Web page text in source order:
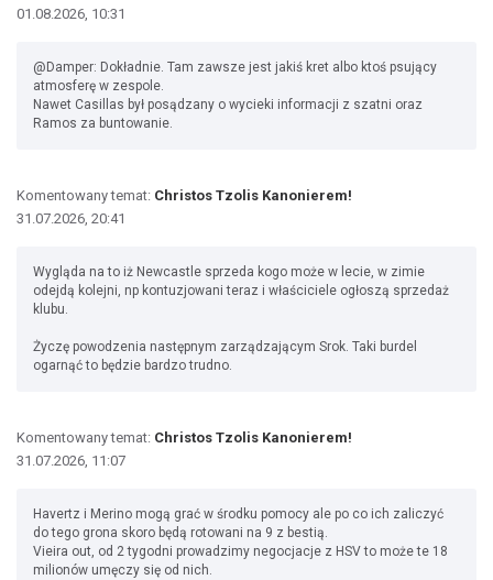
01.08.2026, 10:31
@Damper: Dokładnie. Tam zawsze jest jakiś kret albo ktoś psujący
atmosferę w zespole.
Nawet Casillas był posądzany o wycieki informacji z szatni oraz
Ramos za buntowanie.
Komentowany temat: Christos Tzolis Kanonierem!
31.07.2026, 20:41
Wygląda na to iż Newcastle sprzeda kogo może w lecie, w zimie
odejdą kolejni, np kontuzjowani teraz i właściciele ogłoszą sprzedaż
klubu.
Życzę powodzenia następnym zarządzającym Srok. Taki burdel
ogarnąć to będzie bardzo trudno.
Komentowany temat: Christos Tzolis Kanonierem!
31.07.2026, 11:07
Havertz i Merino mogą grać w środku pomocy ale po co ich zaliczyć
do tego grona skoro będą rotowani na 9 z bestią.
Vieira out, od 2 tygodni prowadzimy negocjacje z HSV to może te 18
milionów umęczy się od nich.